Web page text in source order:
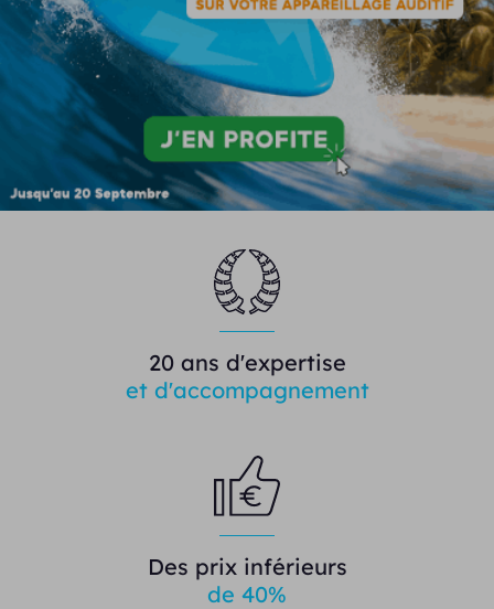
20 ans d'expertise
et d'accompagnement
Des prix inférieurs
de 40%